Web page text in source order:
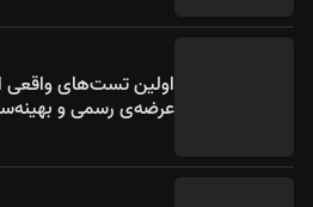
عرضه‌ی رسمی و